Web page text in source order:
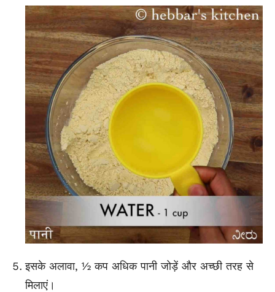
इसके अलावा, ½ कप अधिक पानी जोड़ें और अच्छी तरह से
मिलाएं।